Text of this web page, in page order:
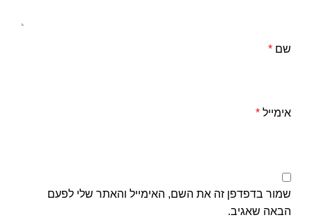
שם *
אימייל *
שמור בדפדפן זה את השם, האימייל והאתר שלי לפעם
הבאה שאגיב.